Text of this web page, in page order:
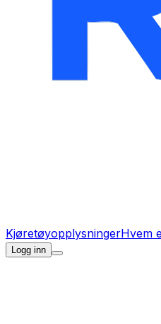
KjøretøyopplysningerHvem
Logg inn